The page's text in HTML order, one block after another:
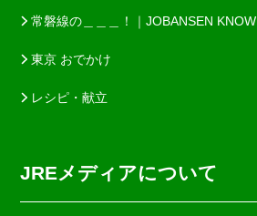
常磐線の＿＿＿！｜JOBANSEN KNOW
東京 おでかけ
レシピ・献立
JREメディアについて